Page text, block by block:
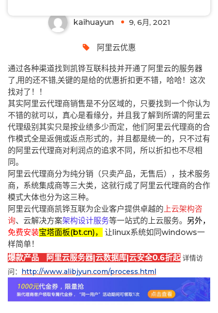
kaihuayun 9, 6月, 2021
阿里云优惠
通过各种渠道找到凯铧互联科技并开通了阿里云的服务器
了,用的还不错,关键的是给的优惠折扣更不错，哈哈！这次
找对了！！
其实阿里云代理商销售是不分区域的，只要找到一个你认为
不错的就可以，真心是看缘分，并且我了解到所谓的阿里云
代理级别其实只是按业绩多少而定，他们阿里云代理商的合
作模式全是返佣或返点形式的，并且都是统一的，只不过有
的阿里云代理商对利润点的追求不同，所以折扣也不尽相
同。
阿里云代理商分为纯分销（只卖产品，无售后），技术服务
商，系统集成商等三大类，这就行成了阿里云代理商的合作
模式大体也分为这三种。
阿里云代理商凯铧互联为企业客户提供卓越的 上云架构咨
询、云解决方案架构设计服务等一站式的上云服务。 另外，
免费安装宝塔面板(bt.cn)，
让linux系统如同windows一
样简单！
爆款产品 阿里云服务器|云数据库|云安全0.6折起 详情访
问： http://www.alibjyun.com/process.html